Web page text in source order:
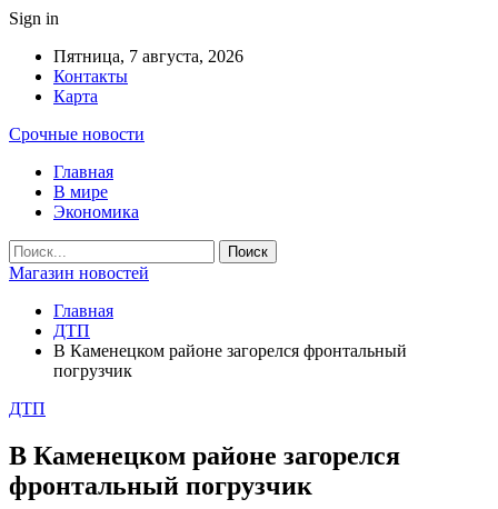
Sign in
Пятница, 7 августа, 2026
Контакты
Карта
Срочные новости
Главная
В мире
Экономика
Магазин новостей
Главная
ДТП
В Каменецком районе загорелся фронтальный
погрузчик
ДТП
В Каменецком районе загорелся
фронтальный погрузчик